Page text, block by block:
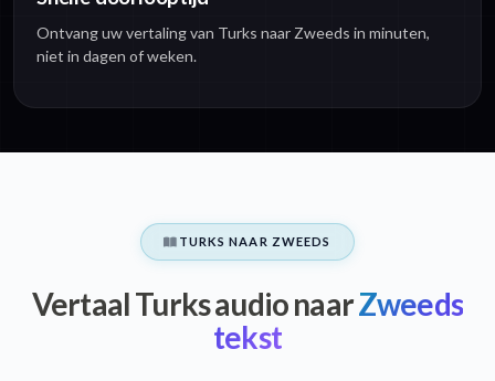
Ontvang uw vertaling van Turks naar Zweeds in minuten,
niet in dagen of weken.
TURKS NAAR ZWEEDS
Vertaal Turks audio naarZweeds
tekst